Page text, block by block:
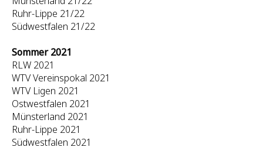
Ruhr-Lippe 21/22
Südwestfalen 21/22
Sommer 2021
RLW 2021
WTV Vereinspokal 2021
WTV Ligen 2021
Ostwestfalen 2021
Münsterland 2021
Ruhr-Lippe 2021
Südwestfalen 2021